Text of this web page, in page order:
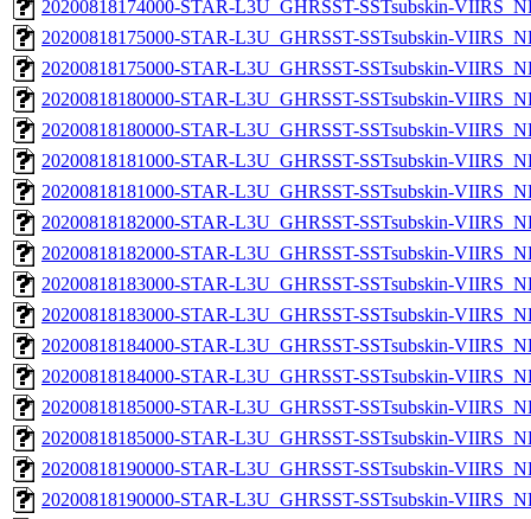
20200818174000-STAR-L3U_GHRSST-SSTsubskin-
20200818175000-STAR-L3U_GHRSST-SSTsubskin-
20200818175000-STAR-L3U_GHRSST-SSTsubskin-
20200818180000-STAR-L3U_GHRSST-SSTsubskin-
20200818180000-STAR-L3U_GHRSST-SSTsubskin-
20200818181000-STAR-L3U_GHRSST-SSTsubskin-
20200818181000-STAR-L3U_GHRSST-SSTsubskin-
20200818182000-STAR-L3U_GHRSST-SSTsubskin-
20200818182000-STAR-L3U_GHRSST-SSTsubskin-
20200818183000-STAR-L3U_GHRSST-SSTsubskin-
20200818183000-STAR-L3U_GHRSST-SSTsubskin-
20200818184000-STAR-L3U_GHRSST-SSTsubskin-
20200818184000-STAR-L3U_GHRSST-SSTsubskin-
20200818185000-STAR-L3U_GHRSST-SSTsubskin-
20200818185000-STAR-L3U_GHRSST-SSTsubskin-
20200818190000-STAR-L3U_GHRSST-SSTsubskin-
20200818190000-STAR-L3U_GHRSST-SSTsubskin-